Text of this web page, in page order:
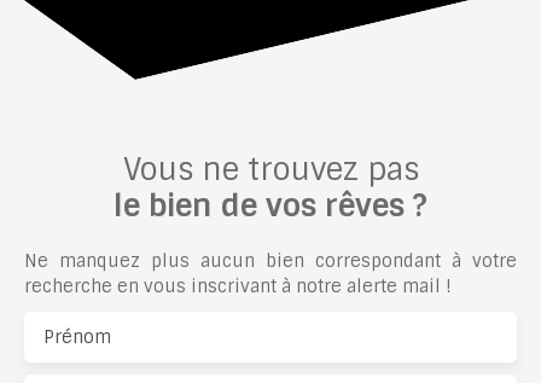
Vous ne trouvez pas
le bien de vos rêves ?
Ne manquez plus aucun bien correspondant à votre
recherche en vous inscrivant à notre alerte mail !
Prénom